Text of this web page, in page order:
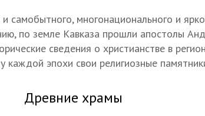
самобытного, многонационального и
по земле Кавказа прошли апостолы
сведения о христианстве в
эпохи свои религиозные
Древние храмы